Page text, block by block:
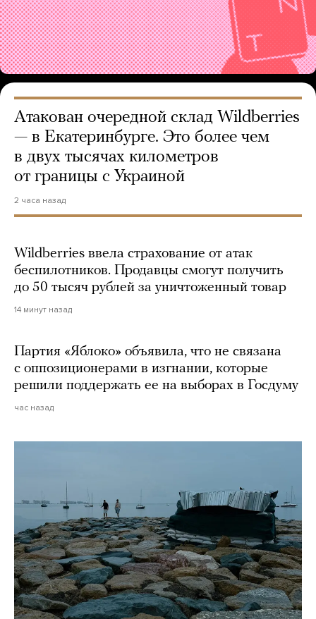
Атакован очередной склад Wildberries
— в Екатеринбурге. Это более чем
в двух тысячах километров
от границы с Украиной
2 часа назад
Wildberries ввела страхование от атак
беспилотников. Продавцы смогут получить
до 50 тысяч рублей за уничтоженный товар
14 минут назад
Партия «Яблоко» объявила, что не связана
с оппозиционерами в изгнании, которые
решили поддержать ее на выборах в Госдуму
час назад